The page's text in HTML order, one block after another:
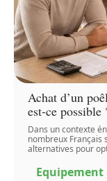
Achat d’un
est-ce possible
Dans un contexte
nombreux Français
alternatives pour
Equipement